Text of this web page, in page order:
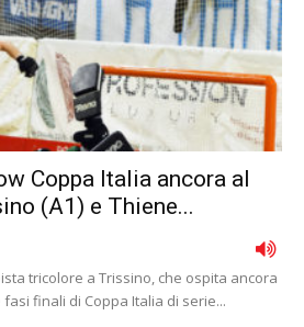
Coppa Italia ancora al
(A1) e Thiene...
tricolore a Trissino, che ospita ancora
finali di Coppa Italia di serie...